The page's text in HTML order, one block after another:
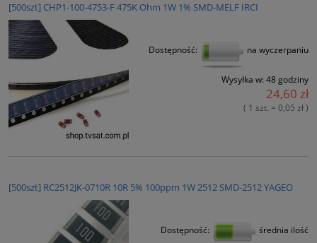
[500szt] CHP1-100-4753-F 475K Ohm 1W 1% SMD-MELF IRCI
Dostępność: na wyczerpaniu
Wysyłka w: 48 godziny
24,60 zł
( 1 szt. = 0,05 zł )
[500szt] RC2512JK-0710R 10R 5% 100ppm 1W 2512 SMD-2512 YAGEO
Dostępność: średnia ilość